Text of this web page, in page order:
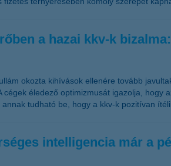
a hazai kkv-k
okozta kihívások ellenére tovább
cégek éledező optimizmusát igazolja,
tudható be, hogy a kkv-k pozitívan
intelligencia már a